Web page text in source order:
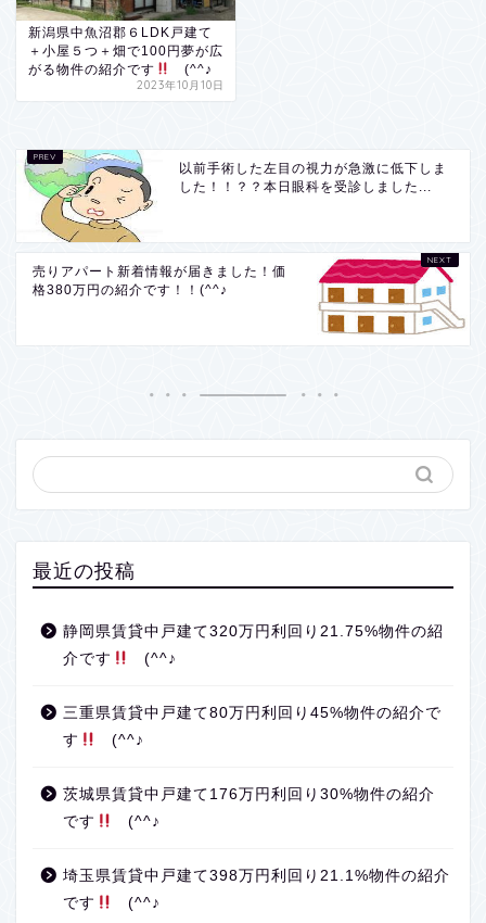
新潟県中魚沼郡６LDK戸建て
＋小屋５つ＋畑で100円夢が広
がる物件の紹介です
(^^♪
2023年10月10日
以前手術した左目の視力が急激に低下しま
した！！？？本日眼科を受診しました...
売りアパート新着情報が届きました！価
格380万円の紹介です！！(^^♪
最近の投稿
静岡県賃貸中戸建て320万円利回り21.75%物件の紹
介です
(^^♪
三重県賃貸中戸建て80万円利回り45%物件の紹介で
す
(^^♪
茨城県賃貸中戸建て176万円利回り30%物件の紹介
です
(^^♪
埼玉県賃貸中戸建て398万円利回り21.1%物件の紹介
です
(^^♪